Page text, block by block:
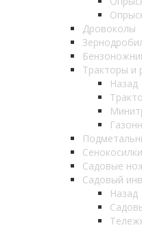
Дровоколы
Тракторы и
Назад
Садовые
Садовый
Назад